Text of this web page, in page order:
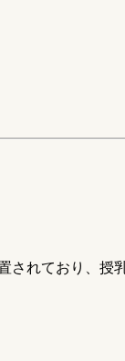
されており、授